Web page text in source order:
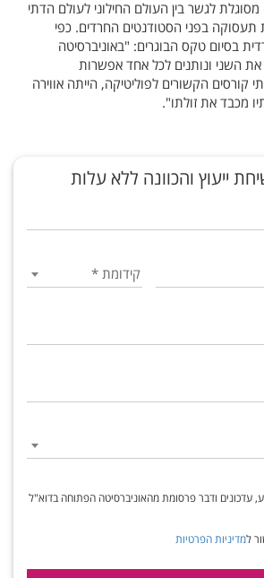
לגשר בין העולם החילוני לעולם הדתי
תעסוקה בפני הסטודנטים החרדים. כפי
בסיום טקס הבוגרים: "באוניברסיטה
השני ונותנים לכל אחד אפשרות
הקשורים לפוליטיקה, הייתה אווירה
מכבד את זולתו".
ייעוץ והכוונה ללא עלות
קידומת*
עדכונים ודבר פרסומת מהאוניברסיטה הפתוחה בדוא"ל
למדיניות הפרטיות